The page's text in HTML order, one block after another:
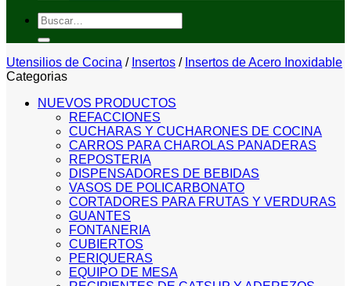
Buscar
por:
Utensilios de Cocina / Insertos / Insertos de Acero Inoxidable
Categorias
NUEVOS PRODUCTOS
REFACCIONES
CUCHARAS Y CUCHARONES DE COCINA
CARROS PARA CHAROLAS PANADERAS
REPOSTERIA
DISPENSADORES DE BEBIDAS
VASOS DE POLICARBONATO
CORTADORES PARA FRUTAS Y VERDURAS
GUANTES
FONTANERIA
CUBIERTOS
PERIQUERAS
EQUIPO DE MESA